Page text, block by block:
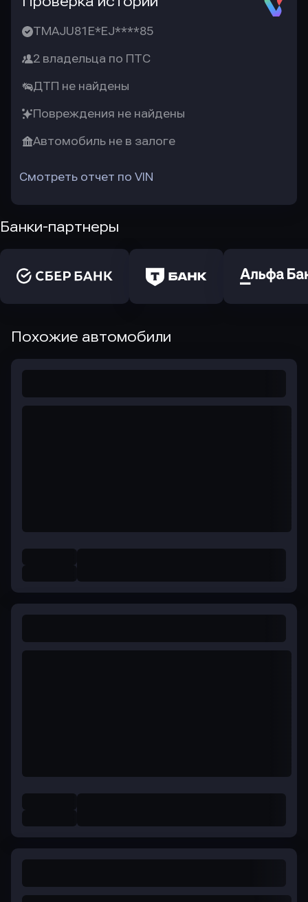
TMAJU81E*EJ****85
2 владельца по ПТС
ДТП не найдены
Повреждения не найдены
Автомобиль не в залоге
Смотреть отчет по VIN
Банки-партнеры
Похожие автомобили